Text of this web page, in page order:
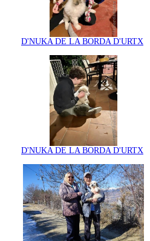
D'NUKA DE LA BORDA D'URTX
D'NUKA DE LA BORDA D'URTX